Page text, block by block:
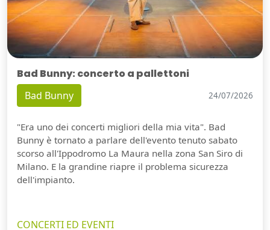
Bad Bunny: concerto a pallettoni
Bad Bunny 24/07/2026
"Era uno dei concerti migliori della mia vita". Bad
Bunny è tornato a parlare dell'evento tenuto sabato
scorso all'Ippodromo La Maura nella zona San Siro di
Milano. E la grandine riapre il problema sicurezza
dell'impianto.
CONCERTI ED EVENTI